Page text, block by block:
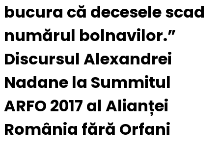
bucura că decesele scad
numărul bolnavilor.”
Discursul Alexandrei
Nadane la Summitul
ARFO 2017 al Alianței
România fără Orfani